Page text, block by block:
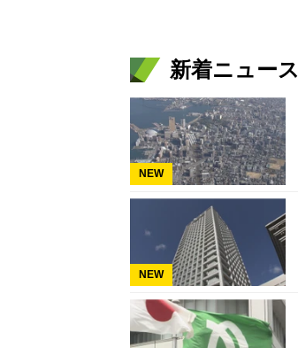
新着ニュース
NEW
NEW